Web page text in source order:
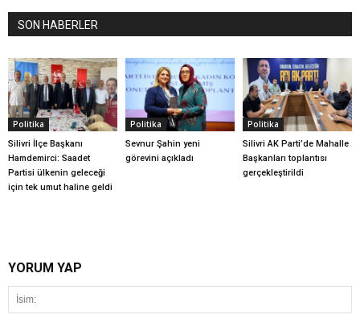
SON HABERLER
Politika
Silivri İlçe Başkanı
Hamdemirci: Saadet
Partisi ülkenin geleceği
için tek umut haline geldi
Politika
Sevnur Şahin yeni
görevini açıkladı
Politika
Silivri AK Parti’de Mahalle
Başkanları toplantısı
gerçekleştirildi
YORUM YAP